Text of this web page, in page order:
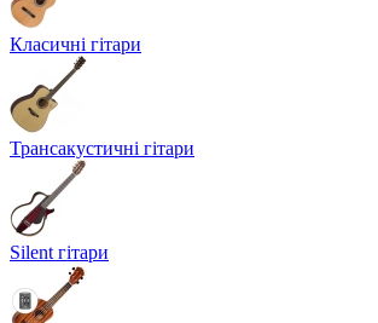
Класичні гітари
Трансакустичні гітари
Silent гітари